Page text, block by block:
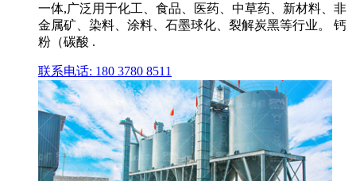
一体,广泛用于化工、食品、医药、中草药、新材料、非
金属矿、染料、涂料、石墨球化、裂解炭黑等行业。 钙
粉（碳酸 .
联系电话: 180 3780 8511